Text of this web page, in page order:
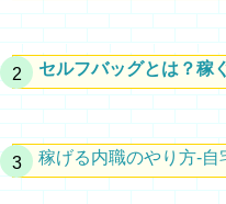
セルフバッグとは？稼
稼げる内職のやり方-自